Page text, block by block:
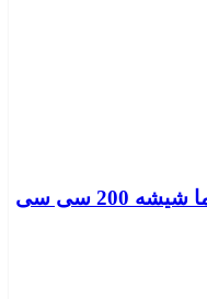
آب گازدار با طعم لیمو سیرما شیشه 200 سی سی